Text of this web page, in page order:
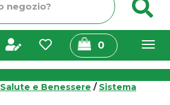
0prodotti
inseriti
Salute e Benessere / Sistema